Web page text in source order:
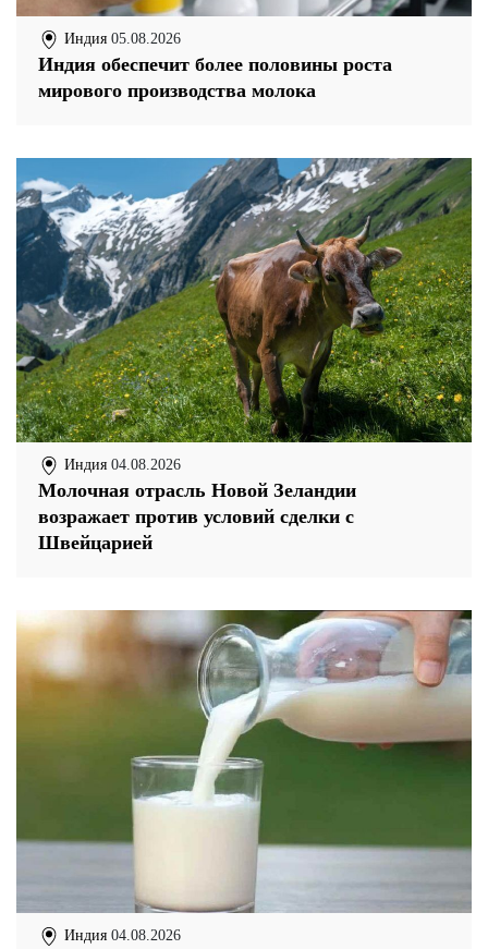
Индия 05.08.2026
Индия обеспечит более половины роста
мирового производства молока
Индия 04.08.2026
Молочная отрасль Новой Зеландии
возражает против условий сделки с
Швейцарией
Индия 04.08.2026